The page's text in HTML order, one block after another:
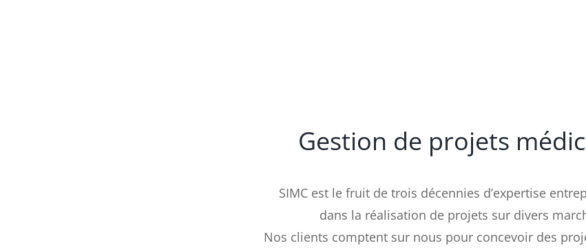
Gestion de projets
SIMC est le fruit de trois décennies d’expertise
dans la réalisation de projets sur divers
Nos clients comptent sur nous pour concevoir des